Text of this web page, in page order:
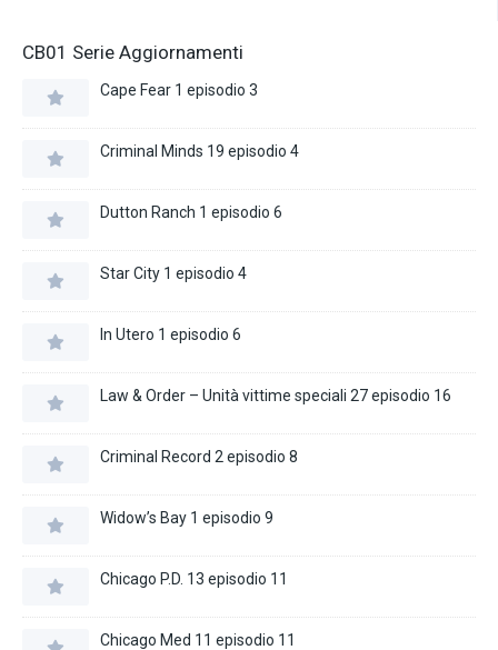
CB01 Serie Aggiornamenti
Cape Fear 1 episodio 3
Criminal Minds 19 episodio 4
Dutton Ranch 1 episodio 6
Star City 1 episodio 4
In Utero 1 episodio 6
Law & Order – Unità vittime speciali 27 episodio 16
Criminal Record 2 episodio 8
Widow’s Bay 1 episodio 9
Chicago P.D. 13 episodio 11
Chicago Med 11 episodio 11